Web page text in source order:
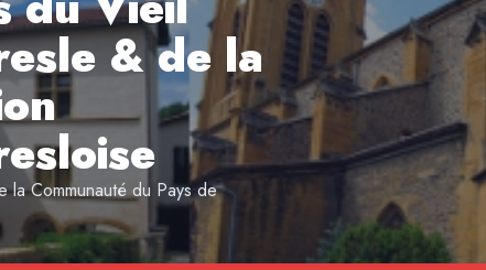
& de la
la Communauté du Pays de